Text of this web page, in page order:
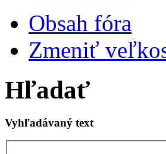
Obsah fóra
Zmeniť
Hľadať
Vyhľadávaný text